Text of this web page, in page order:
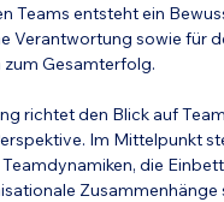
Teams entsteht ein
Verantwortung sowie für
zum Gesamterfolg.
richtet den Blick auf
Im Mittelpunkt
die
Zusammenhänge